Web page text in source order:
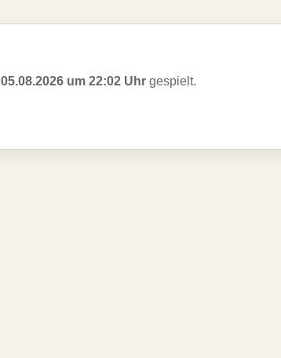
05.08.2026 um 22:02 Uhr gespielt.